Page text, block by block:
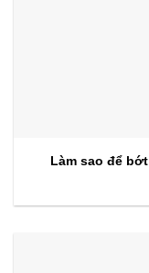
Làm sao để